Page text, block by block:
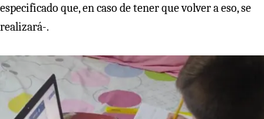
especificado que, en caso de tener que volver a eso, se
realizará-.